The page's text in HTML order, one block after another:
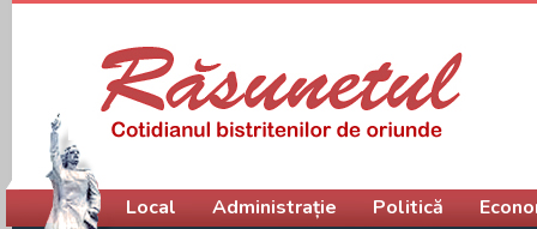
Meniu principal
Local Administrație Politică